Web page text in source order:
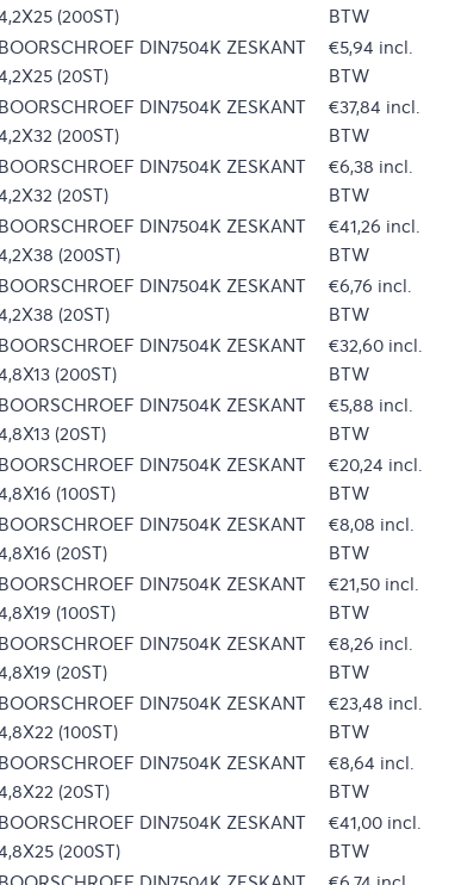
(200ST)
BTW
BOORSCHROEF DIN7504K ZESKANT
(20ST)
€5,94 incl.
BTW
BOORSCHROEF DIN7504K ZESKANT
(200ST)
€37,84 incl.
BTW
BOORSCHROEF DIN7504K ZESKANT
(20ST)
€6,38 incl.
BTW
BOORSCHROEF DIN7504K ZESKANT
(200ST)
€41,26 incl.
BTW
BOORSCHROEF DIN7504K ZESKANT
(20ST)
€6,76 incl.
BTW
BOORSCHROEF DIN7504K ZESKANT
(200ST)
€32,60 incl.
BTW
BOORSCHROEF DIN7504K ZESKANT
(20ST)
€5,88 incl.
BTW
BOORSCHROEF DIN7504K ZESKANT
(100ST)
€20,24 incl.
BTW
BOORSCHROEF DIN7504K ZESKANT
(20ST)
€8,08 incl.
BTW
BOORSCHROEF DIN7504K ZESKANT
(100ST)
€21,50 incl.
BTW
BOORSCHROEF DIN7504K ZESKANT
(20ST)
€8,26 incl.
BTW
BOORSCHROEF DIN7504K ZESKANT
(100ST)
€23,48 incl.
BTW
BOORSCHROEF DIN7504K ZESKANT
(20ST)
€8,64 incl.
BTW
BOORSCHROEF DIN7504K ZESKANT
(200ST)
€41,00 incl.
BTW